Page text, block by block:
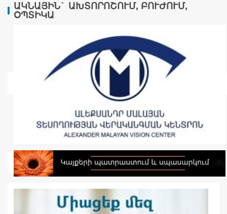
ԱԿՆԱՅԻՆ` ԱԽՏՈՐՈՇՈՒՄ, ԲՈՒԺՈՒՄ,
ՕՊՏԻԿԱ